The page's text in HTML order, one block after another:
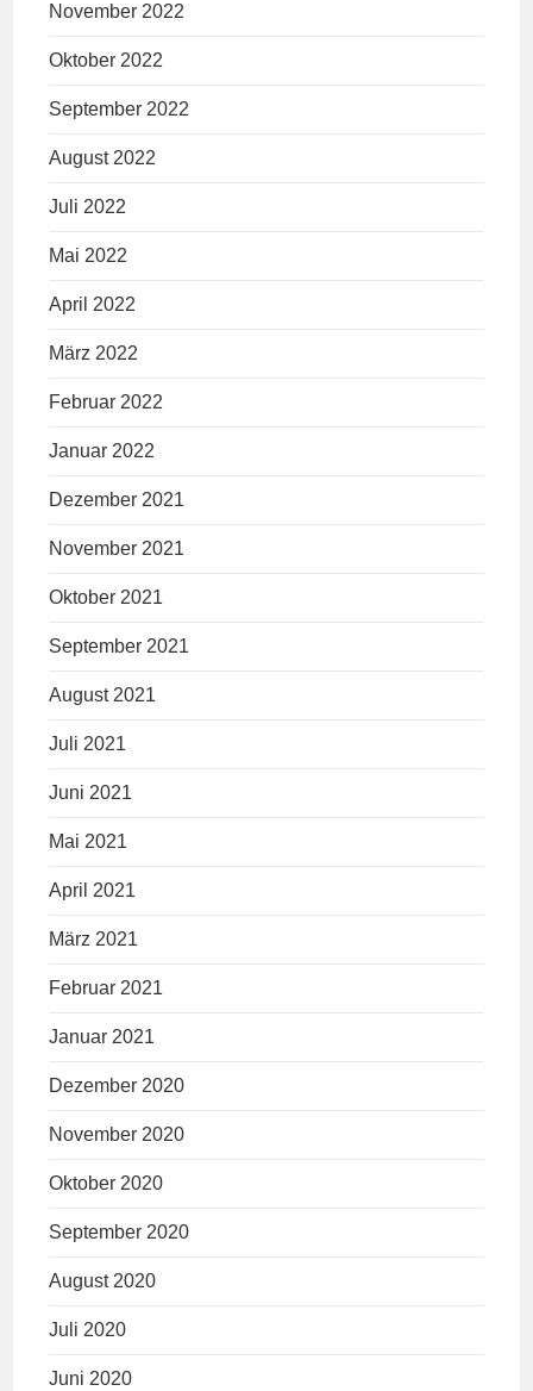
November 2022
Oktober 2022
September 2022
August 2022
Juli 2022
Mai 2022
April 2022
März 2022
Februar 2022
Januar 2022
Dezember 2021
November 2021
Oktober 2021
September 2021
August 2021
Juli 2021
Juni 2021
Mai 2021
April 2021
März 2021
Februar 2021
Januar 2021
Dezember 2020
November 2020
Oktober 2020
September 2020
August 2020
Juli 2020
Juni 2020